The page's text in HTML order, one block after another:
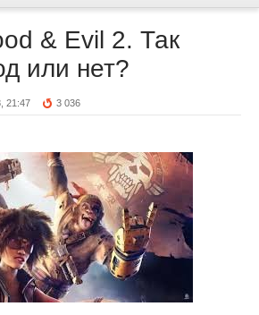
& Evil 2. Так
или нет?
21:47 3 036